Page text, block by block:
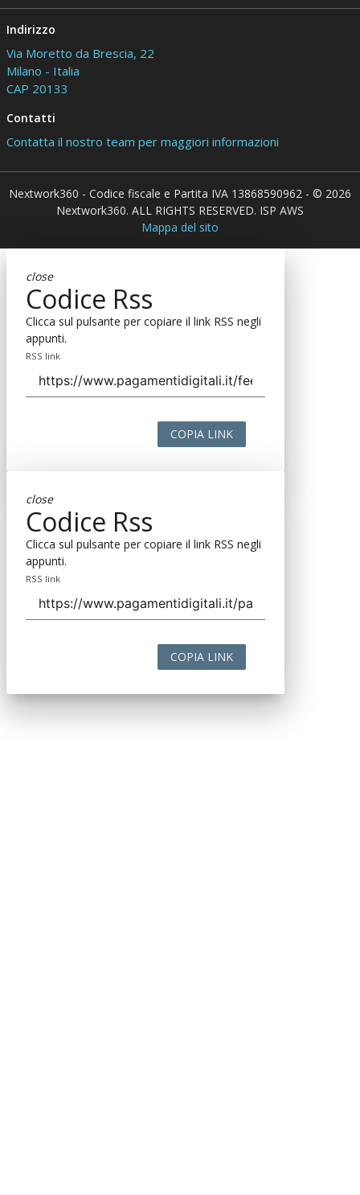
Indirizzo
Via Moretto da Brescia, 22
Milano - Italia
CAP 20133
Contatti
Contatta il nostro team per maggiori informazioni
Nextwork360 - Codice fiscale e Partita IVA 13868590962 - © 2026
Nextwork360. ALL RIGHTS RESERVED. ISP AWS
Mappa del sito
close
Codice Rss
Clicca sul pulsante per copiare il link RSS negli
appunti.
RSS link
COPIA LINK
close
Codice Rss
Clicca sul pulsante per copiare il link RSS negli
appunti.
RSS link
COPIA LINK